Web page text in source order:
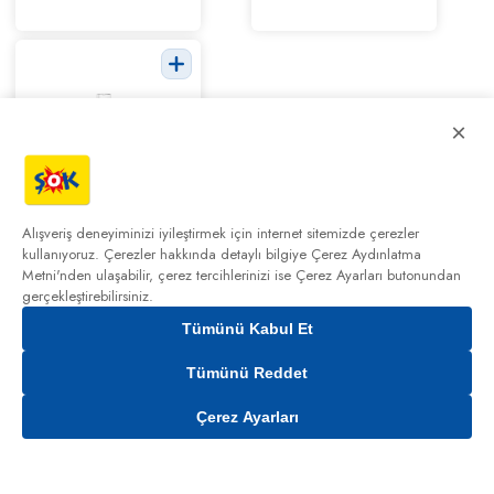
Philips Opal
HR2672/00
350 W
Smoothie
Blender
2.599,00₺
Cepte Şok
×
Alışveriş deneyiminizi iyileştirmek için internet sitemizde çerezler
kullanıyoruz. Çerezler hakkında detaylı bilgiye Çerez Aydınlatma
Metni'nden ulaşabilir, çerez tercihlerinizi ise Çerez Ayarları butonundan
gerçekleştirebilirsiniz.
Tümünü Kabul Et
Tümünü Reddet
Çerez Ayarları